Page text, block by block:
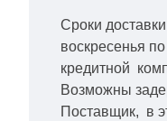
Сроки
воскресенья
кредитной
Возможны
Поставщик, в